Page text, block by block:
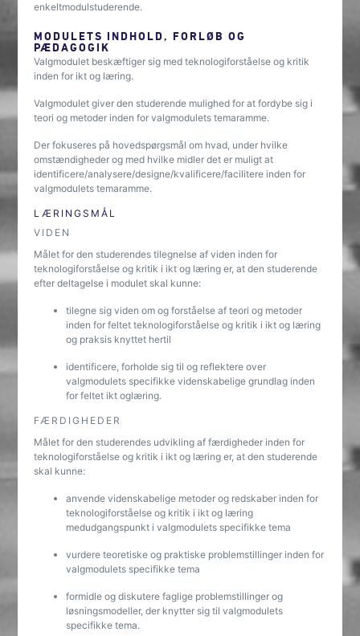
enkeltmodulstuderende.
MODULETS INDHOLD, FORLØB OG
PÆDAGOGIK
Valgmodulet beskæftiger sig med teknologiforståelse og kritik
inden for ikt og læring.
Valgmodulet giver den studerende mulighed for at fordybe sig i
teori og metoder inden for valgmodulets temaramme.
Der fokuseres på hovedspørgsmål om hvad, under hvilke
omstændigheder og med hvilke midler det er muligt at
identificere/analysere/designe/kvalificere/facilitere inden for
valgmodulets temaramme.
LÆRINGSMÅL
VIDEN
Målet for den studerendes tilegnelse af viden inden for
teknologiforståelse og kritik i ikt og læring er, at den studerende
efter deltagelse i modulet skal kunne:
tilegne sig viden om og forståelse af teori og metoder
inden for feltet teknologiforståelse og kritik i ikt og læring
og praksis knyttet hertil
identificere, forholde sig til og reflektere over
valgmodulets specifikke videnskabelige grundlag inden
for feltet ikt oglæring.
FÆRDIGHEDER
Målet for den studerendes udvikling af færdigheder inden for
teknologiforståelse og kritik i ikt og læring er, at den studerende
skal kunne:
anvende videnskabelige metoder og redskaber inden for
teknologiforståelse og kritik i ikt og læring
medudgangspunkt i valgmodulets specifikke tema
vurdere teoretiske og praktiske problemstillinger inden for
valgmodulets specifikke tema
formidle og diskutere faglige problemstillinger og
løsningsmodeller, der knytter sig til valgmodulets
specifikke tema.